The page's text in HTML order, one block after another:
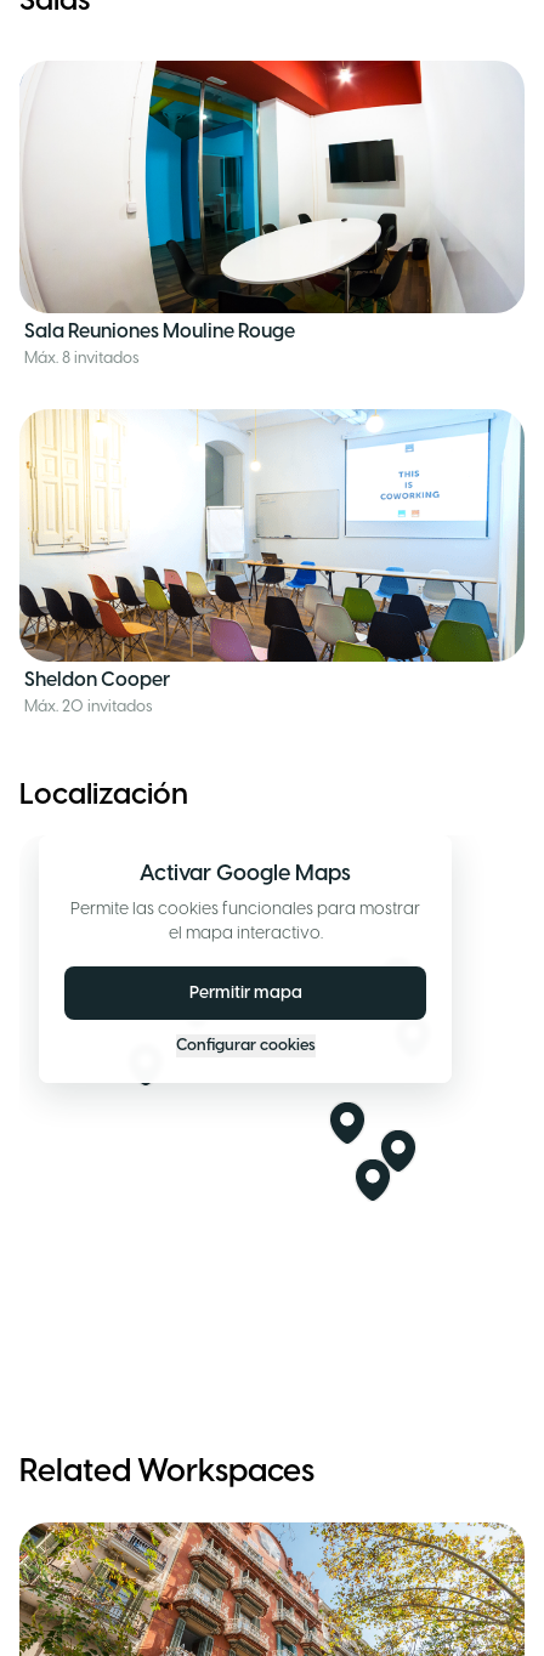
Sala Reuniones Mouline Rouge
Máx. 8 invitados
Sheldon Cooper
Máx. 20 invitados
Localización
Activar Google Maps
Permite las cookies funcionales para mostrar
el mapa interactivo.
Permitir mapa
Configurar cookies
Related Workspaces